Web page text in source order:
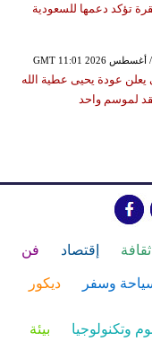
تؤكد دعمها للسعودية
يعلن عودة يحيى عطية الله
لموسم واحد
ثقافة إقتصاد فن
وسفر ديكور
وتكنولوجيا بيئة